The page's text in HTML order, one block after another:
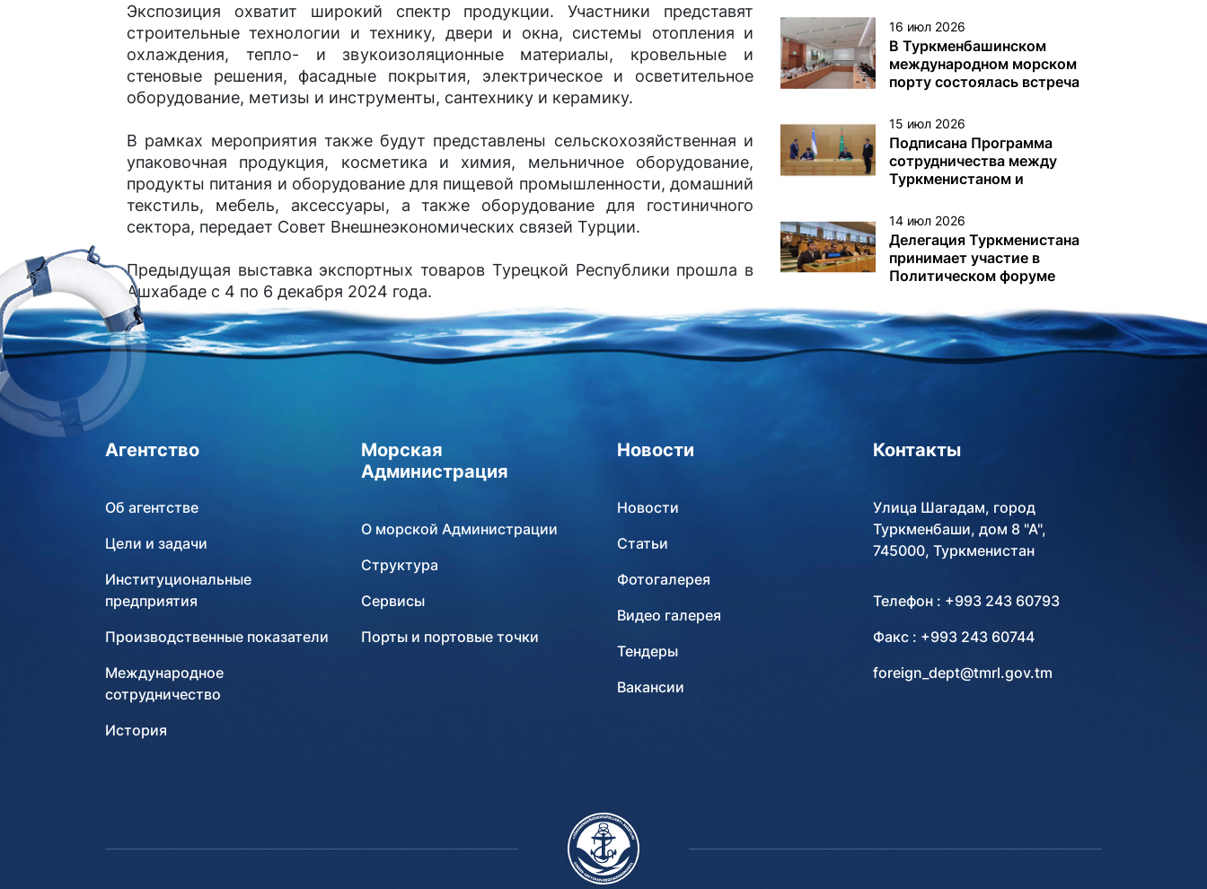
Экспозиция охватит широкий спектр продукции. Участники представят
строительные технологии и технику, двери и окна, системы отопления и
охлаждения, тепло- и звукоизоляционные материалы, кровельные и
стеновые решения, фасадные покрытия, электрическое и осветительное
оборудование, метизы и инструменты, сантехнику и керамику.
В рамках мероприятия также будут представлены сельскохозяйственная и
упаковочная продукция, косметика и химия, мельничное оборудование,
продукты питания и оборудование для пищевой промышленности, домашний
текстиль, мебель, аксессуары, а также оборудование для гостиничного
сектора, передает Совет Внешнеэкономических связей Турции.
Предыдущая выставка экспортных товаров Турецкой Республики прошла в
Ашхабаде с 4 по 6 декабря 2024 года.
16 июл 2026
В Туркменбашинском
международном морском
порту состоялась встреча
15 июл 2026
Подписана Программа
сотрудничества между
Туркменистаном и
14 июл 2026
Делегация Туркменистана
принимает участие в
Политическом форуме
эгидой ЭКОСОС в Нью-
Йорке
Агентство
Об агентстве
Цели и задачи
Институциональные
предприятия
Производственные показатели
Международное
сотрудничество
История
Морская
Администрация
О морской Администрации
Структура
Сервисы
Порты и портовые точки
Новости
Новости
Статьи
Фотогалерея
Видео галерея
Тендеры
Вакансии
Контакты
Улица Шагадам, город
Туркменбаши, дом 8 "А",
745000, Туркменистан
Телефон : +993 243 60793
Факс : +993 243 60744
foreign_dept@tmrl.gov.tm